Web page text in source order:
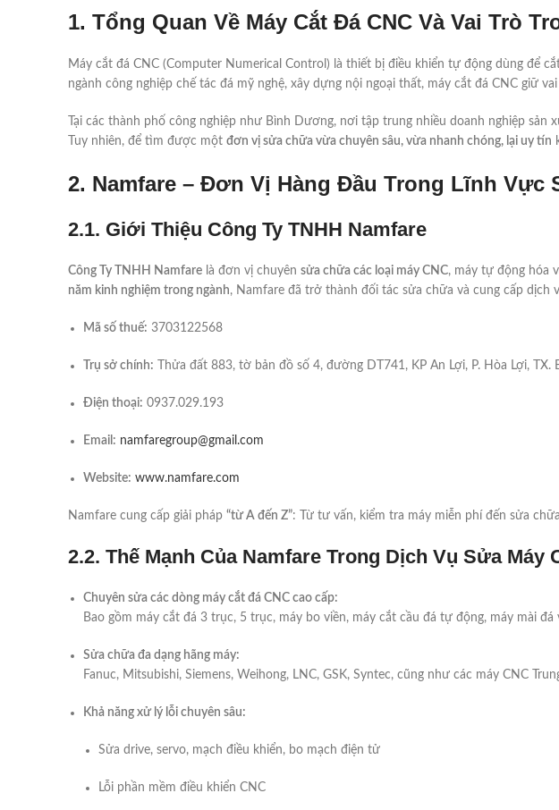
1. Tổng Quan Về Máy Cắt Đá CNC Và Vai Trò
Máy cắt đá CNC (Computer Numerical Control) là thiết bị điều khiển tự động dùng để
ngành công nghiệp chế tác đá mỹ nghệ, xây dựng nội ngoại thất, máy cắt đá CNC giữ
Tại các thành phố công nghiệp như Bình Dương, nơi tập trung nhiều doanh nghiệp
Tuy nhiên, để tìm được một đơn vị sửa chữa vừa chuyên sâu, vừa nhanh chóng, lại uy tín
2. Namfare – Đơn Vị Hàng Đầu Trong Lĩnh Vực
2.1. Giới Thiệu Công Ty TNHH Namfare
Công Ty TNHH Namfare là đơn vị chuyên sửa chữa các loại máy CNC, máy tự động hóa
năm kinh nghiệm trong ngành, Namfare đã trở thành đối tác sửa chữa và cung cấp
Mã số thuế: 3703122568
Trụ sở chính: Thửa đất 883, tờ bản đồ số 4, đường DT741, KP An Lợi, P. Hòa Lợi, TX.
Điện thoại: 0937.029.193
Email: namfaregroup@gmail.com
Website: www.namfare.com
Namfare cung cấp giải pháp “từ A đến Z”: Từ tư vấn, kiểm tra máy miễn phí đến sửa
2.2. Thế Mạnh Của Namfare Trong Dịch Vụ Sửa Máy
Chuyên sửa các dòng máy cắt đá CNC cao cấp:
Bao gồm máy cắt đá 3 trục, 5 trục, máy bo viền, máy cắt cầu đá tự động, máy mài
Sửa chữa đa dạng hãng máy:
Fanuc, Mitsubishi, Siemens, Weihong, LNC, GSK, Syntec, cũng như các máy CNC
Khả năng xử lý lỗi chuyên sâu:
Sửa drive, servo, mạch điều khiển, bo mạch điện tử
Lỗi phần mềm điều khiển CNC